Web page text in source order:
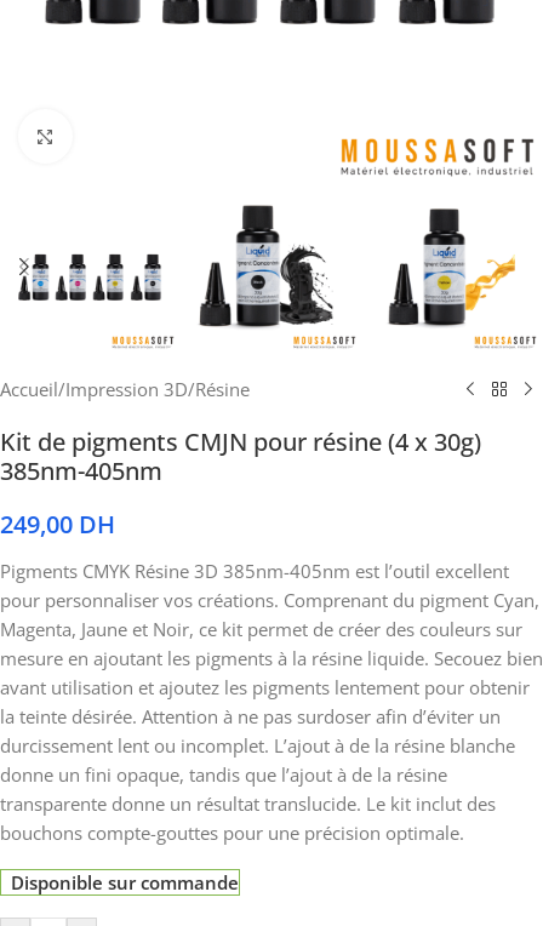
Accueil/Impression 3D/Résine
Kit de pigments CMJN pour résine (4 x 30g)
385nm-405nm
249,00 DH
Pigments CMYK Résine 3D 385nm-405nm est l’outil excellent
pour personnaliser vos créations. Comprenant du pigment Cyan,
Magenta, Jaune et Noir, ce kit permet de créer des couleurs sur
mesure en ajoutant les pigments à la résine liquide. Secouez bien
avant utilisation et ajoutez les pigments lentement pour obtenir
la teinte désirée. Attention à ne pas surdoser afin d’éviter un
durcissement lent ou incomplet. L’ajout à de la résine blanche
donne un fini opaque, tandis que l’ajout à de la résine
transparente donne un résultat translucide. Le kit inclut des
bouchons compte-gouttes pour une précision optimale.
Disponible sur commande